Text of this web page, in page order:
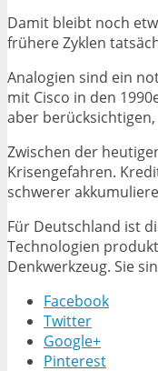
Damit bleibt noch
frühere Zyklen
Analogien sind ein
mit Cisco in den
aber
Zwischen der
Krisengefahren.
schwerer
Für Deutschland ist
Technologien
Denkwerkzeug. Sie
Facebook
Twitter
Google+
Pinterest